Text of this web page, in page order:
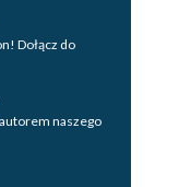
Dołącz do
naszego